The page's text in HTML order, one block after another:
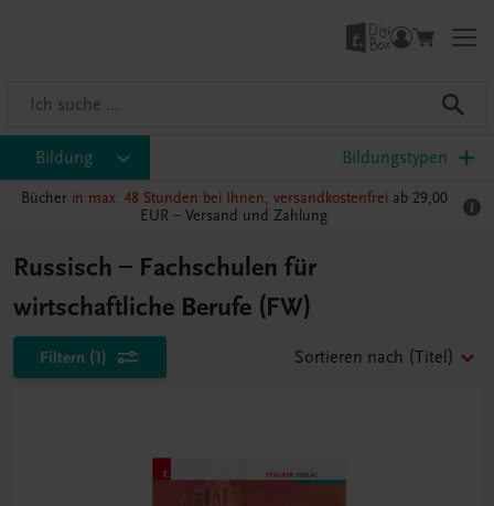
Bildung Bildungstypen
Bücher in max. 48 Stunden bei Ihnen, versandkostenfrei ab 29,00
EUR – Versand und Zahlung
Russisch – Fachschulen für
wirtschaftliche Berufe (FW)
Filtern (1) Sortieren nach (Titel)